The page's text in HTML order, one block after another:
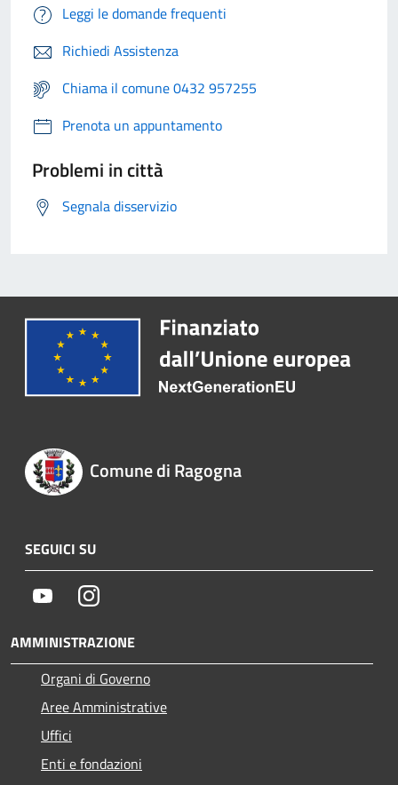
Leggi le domande frequenti
Richiedi Assistenza
Chiama il comune 0432 957255
Prenota un appuntamento
Problemi in città
Segnala disservizio
Comune di Ragogna
SEGUICI SU
YoutubeInstagram
AMMINISTRAZIONE
Organi di Governo
Aree Amministrative
Uffici
Enti e fondazioni